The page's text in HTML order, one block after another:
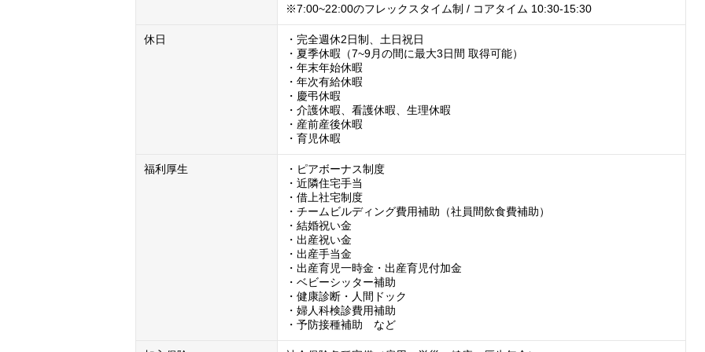
※7:00~22:00のフレックスタイム制 / コアタイム 10:30-15:30
休日
・完全週休2日制、土日祝日
・夏季休暇（7~9月の間に最大3日間 取得可能）
・年末年始休暇
・年次有給休暇
・慶弔休暇
・介護休暇、看護休暇、生理休暇
・産前産後休暇
・育児休暇
福利厚生
・ピアボーナス制度
・近隣住宅手当
・借上社宅制度
・チームビルディング費用補助（社員間飲食費補助）
・結婚祝い金
・出産祝い金
・出産手当金
・出産育児一時金・出産育児付加金
・ベビーシッター補助
・健康診断・人間ドック
・婦人科検診費用補助
・予防接種補助　など